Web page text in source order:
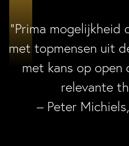
“Prima mogelijkheid
met topmensen uit
met kans op open
relevante
– Peter